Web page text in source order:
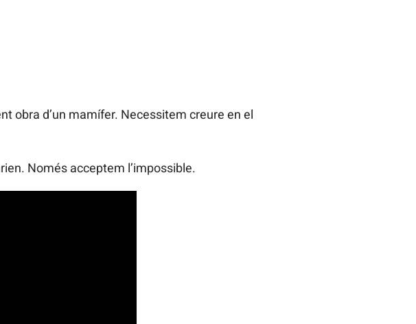
obra d’un mamífer. Necessitem creure en el
Només acceptem l’impossible.